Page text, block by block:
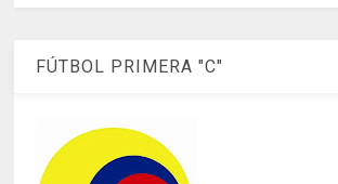
FÚTBOL PRIMERA "C"